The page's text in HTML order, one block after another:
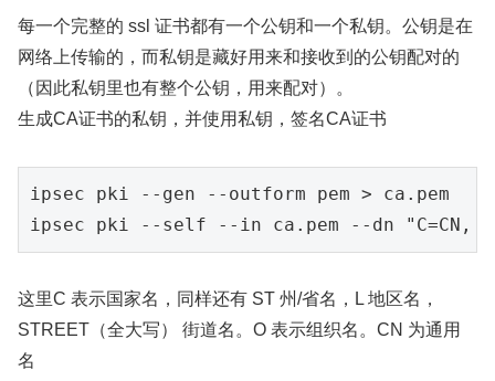
每一个完整的 ssl 证书都有一个公钥和一个私钥。公钥是在
网络上传输的，而私钥是藏好用来和接收到的公钥配对的
（因此私钥里也有整个公钥，用来配对）。
生成CA证书的私钥，并使用私钥，签名CA证书
ipsec pki --gen --outform pem > ca.
ipsec pki --self --in ca. pem --dn "C=CN,
这里C 表示国家名，同样还有 ST 州/省名，L 地区名，
STREET（全大写） 街道名。O 表示组织名。CN 为通用
名